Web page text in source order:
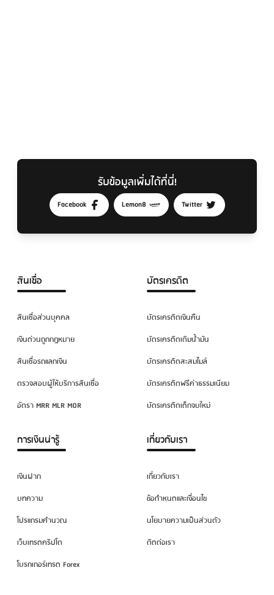
รับข้อมูลเพิ่มได้ที่นี่!
Facebook Lemon8 Twitter
สินเชื่อ
สินเชื่อส่วนบุคคล
เงินด่วนถูกกฎหมาย
สินเชื่อรถแลกเงิน
ตรวจสอบผู้ให้บริการสินเชื่อ
อัตรา MRR MLR MOR
บัตรเครดิต
บัตรเครดิตเงินคืน
บัตรเครดิตเติมน้ำมัน
บัตรเครดิตสะสมไมล์
บัตรเครดิตฟรีค่าธรรมเนียม
บัตรเครดิตเด็กจบใหม่
การเงินน่ารู้
เงินฝาก
บทความ
โปรแกรมคำนวณ
เว็บเทรดคริปโต
โบรกเกอร์เทรด Forex
เกี่ยวกับเรา
เกี่ยวกับเรา
ข้อกำหนดและเงื่อนไข
นโยบายความเป็นส่วนตัว
ติดต่อเรา